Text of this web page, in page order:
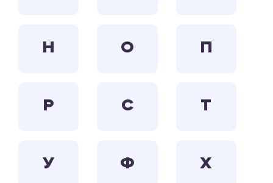
Н О П
Р С Т
У Ф Х